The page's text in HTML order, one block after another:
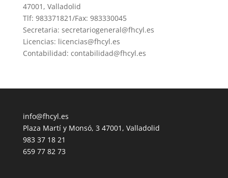
47001, Valladolid
Tlf: 983371821/Fax: 983330045
Secretaria: secretariogeneral@fhcyl.es
Licencias: licencias@fhcyl.es
Contabilidad: contabilidad@fhcyl.es
info@fhcyl.es
Plaza Martí y Monsó, 3 47001, Valladolid
983 37 18 21
659 77 82 73